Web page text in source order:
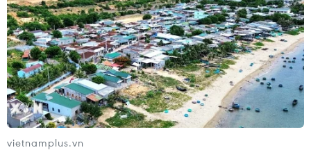
ngày tới
Ngày 31/7 và 1/8, khu vực Thanh
Hóa đến Đà Nẵng, các tỉnh từ
Quảng Ngãi đến Đắk Lắk và
Khánh Hòa nắng nóng, có nơi
nắng nóng gay gắt với nhiệt độ
cao nhất phổ biến 35-37 độ C, có
nơi trên 37 độ C.
vietnamplus.vn